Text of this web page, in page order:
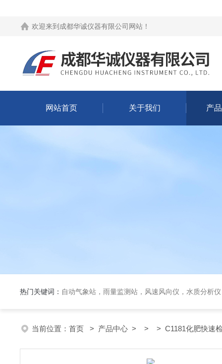
欢迎来到 成都华诚仪器有限公司网站 ！
网站首页 关于我们 产
热门关键词： 自动气象站，雨量监测站，风速风向仪，水质分析
当前位置： 首页 > 产品中心 > > > C1181化肥快速检